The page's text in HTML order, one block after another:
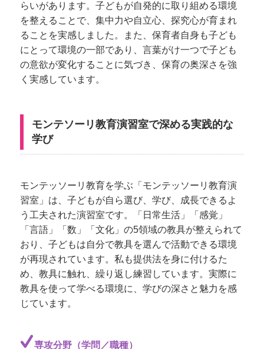
らいがあります。子どもが自発的に取り組める環境
を整えることで、集中力や自立心、探究心が育まれ
ることを実感しました。また、保育者自身も子ども
にとって環境の一部であり、言葉がけ一つで子ども
の意欲が変化することに気づき、保育の奥深さを強
く実感しています。
モンテソーリ教育演習室で深める実践的な
学び
モンテッソーリ教育を学ぶ「モンテッソーリ教育演
習室」は、子どもが自ら選び、学び、成長できるよ
う工夫された演習室です。「日常生活」「感覚」
「言語」「数」「文化」の5領域の教具が整えられて
おり、子どもは自分で教具を選んで活動できる環境
が再現されています。私も提供法を身に付けるた
め、教具に触れ、繰り返し練習しています。実際に
教具を使って学べる環境に、学びの深さと魅力を感
じています。
専攻分野（学問／職種）